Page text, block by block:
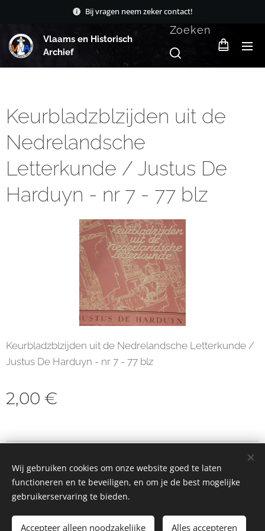
Bij vragen neem zeker contact!
Vlaams en Historisch
Archief
Zoeken
Keurbladzblzijden uit de
Nedrelandsche
Letterkunde / Justus De
Harduyn - nr 7 - 77 blz
Keurbladzblzijden uit de Nedrelandsche Letterkunde /
Justus De Harduyn - nr 7 - 77 blz
2,00 €
Toevoegen aan de winkelwagen
Cookies
Wij gebruiken cookies om onze website goed te laten
functioneren en te beveiligen, en om je de best mogelijke
gebruikerservaring te bieden.
Accepteer alleen noodzakelijke Alles accepteren